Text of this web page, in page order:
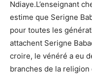
Ndiaye.L’enseignant
estime que Serigne
pour toutes les
attachent Serigne
croire, le vénéré a eu
branches de la